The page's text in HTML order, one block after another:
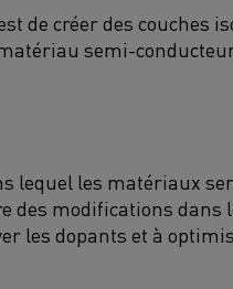
de créer des couches
semi-
lequel les matériaux
des modifications
les dopants et à